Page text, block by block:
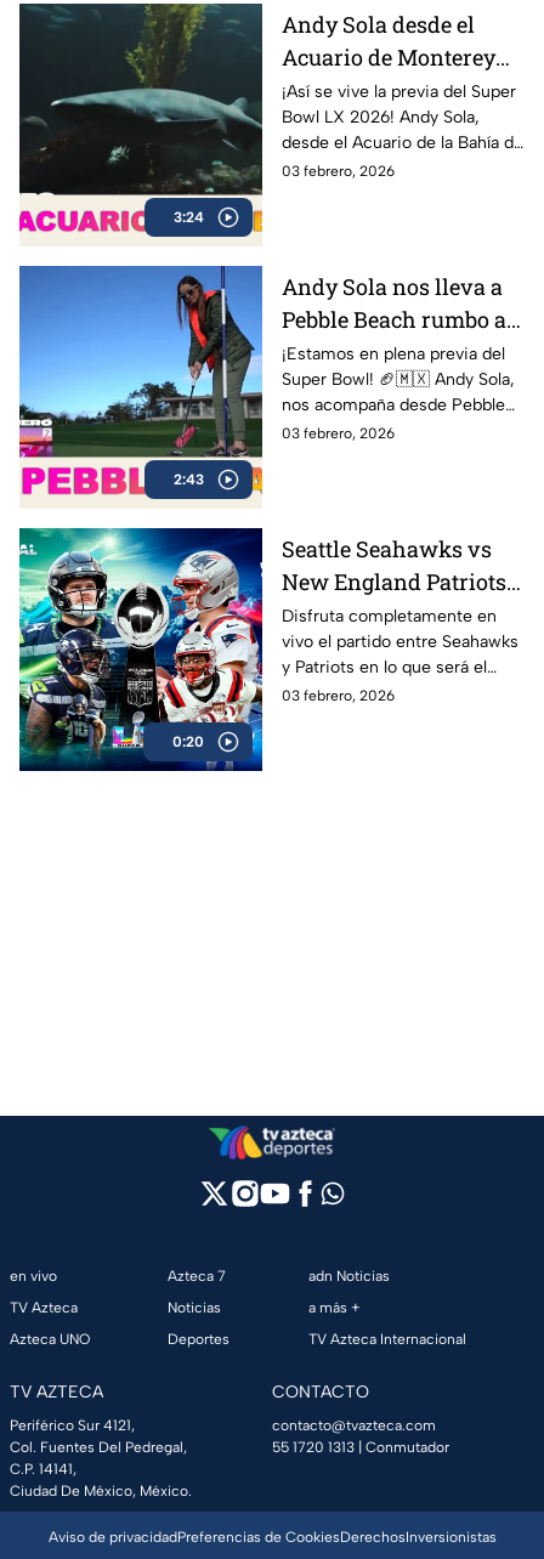
3:24
Andy Sola desde el
Acuario de Monterey
rumbo al Super Bowl |
Sola al Super Bowl
¡Así se vive la previa del Super
Bowl LX 2026! Andy Sola,
desde el Acuario de la Bahía de
Monterey, compartiendo sus
England Patriots.
03 febrero, 2026
2:43
Andy Sola nos lleva a
Pebble Beach rumbo al
Super Bow | Sola al
Super Bowl
¡Estamos en plena previa del
Super Bowl! 🏈🇲🇽 Andy Sola,
nos acompaña desde Pebble
Beach, compartiendo cómo se
03 febrero, 2026
0:20
Seattle Seahawks vs
New England Patriots
ver EN VIVO y GRATIS
Super Bowl LX 2026,
gran final de la NFL
Disfruta completamente en
vivo el partido entre Seahawks
y Patriots en lo que será el
esperado Super Bowl 2026 en
03 febrero, 2026
en vivo
TV Azteca
Azteca UNO
Azteca 7
Noticias
Deportes
adn Noticias
a más +
TV Azteca Internacional
TV AZTECA
Periférico Sur 4121,
Col. Fuentes Del Pedregal,
C.P. 14141,
Ciudad De México, México.
CONTACTO
contacto@tvazteca.com
55 1720 1313 | Conmutador
Aviso de privacidadPreferencias de CookiesDerechosInversionistas